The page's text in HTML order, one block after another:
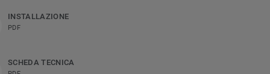
INSTALLAZIONE
PDF
SCHEDA TECNICA